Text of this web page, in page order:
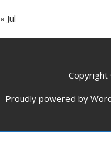
« Jul
Proudly powered by